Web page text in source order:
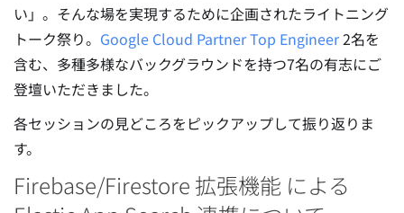
い」。そんな場を実現するために企画されたライトニング
トーク祭り。 Google Cloud Partner Top Engineer2名を
含む、多種多様なバックグラウンドを持つ7名の有志にご
登壇いただきました。
各セッションの見どころをピックアップして振り返りま
す。
Firebase/Firestore 拡張機能 による